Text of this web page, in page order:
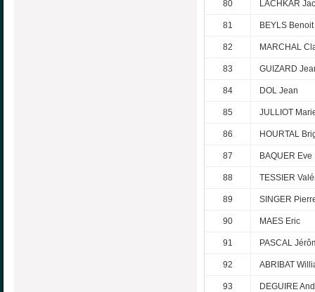
80 LACHKAR
81 BEYLS Benoit
82 MARCHAL
83 GUIZARD
84 DOL Jean
85 JULLIOT
86 HOURTAL
87 BAQUER Eve
88 TESSIER
89 SINGER
90 MAES Eric
91 PASCAL
92 ABRIBAT
93 DEGUIRE